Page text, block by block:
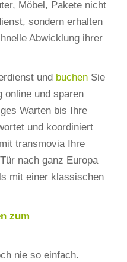
Möbel, Pakete nicht
sondern erhalten
Abwicklung ihrer
und buchenSie
online und sparen
Warten bis Ihre
und koordiniert
transmovia Ihre
nach ganz Europa
mit einer klassischen
zum
nie so einfach.